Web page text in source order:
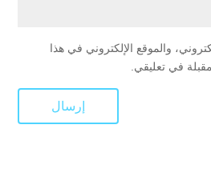
والموقع الإلكتروني في هذا
في تعليقي.